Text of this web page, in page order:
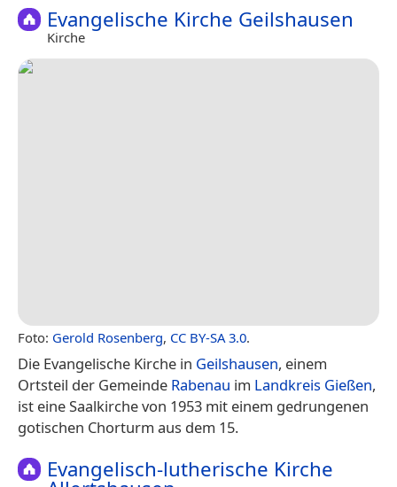
Evangelische Kirche Geilshausen
Kirche
Foto: Gerold Rosenberg, CC BY-SA 3.0.
Die Evangelische Kirche in Geilshausen, einem
Ortsteil der Gemeinde Rabenau im Landkreis Gießen,
ist eine Saalkirche von 1953 mit einem gedrungenen
gotischen Chorturm aus dem 15.
Evangelisch-lutherische Kirche